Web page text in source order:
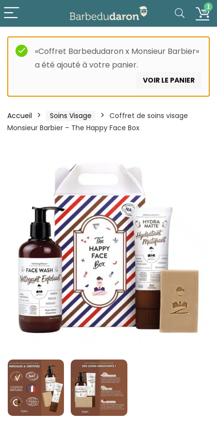
1
«Coffret Barbedudaron x Monsieur Barbier»
a été ajouté à votre panier.
VOIR LE PANIER
Accueil Soins Visage
Coffret de soins visage
Monsieur Barbier – The Happy Face Box